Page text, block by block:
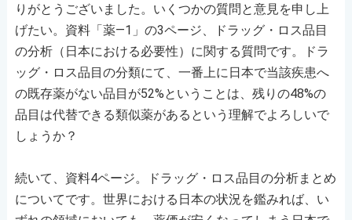
りがとうございました。いくつかの質問と意見を申し上
げたい。資料「薬―1」の3ページ、ドラッグ・ロス品目
の分析（日本における必要性）に関する質問です。ドラ
ッグ・ロス品目の分類にて、一番上に日本で当該疾患へ
の既存薬がない品目が52%ということは、残りの48%の
品目は代替できる類似薬があるという理解でよろしいで
しょうか？
続いて、資料4ページ。ドラッグ・ロス品目の分析まとめ
についてです。世界における日本の状況を鑑みれば、い